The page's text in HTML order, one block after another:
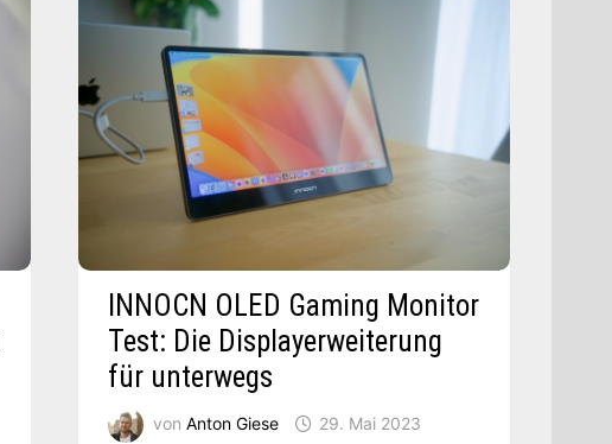
INNOCN OLED Gaming Monitor
Test: Die Displayerweiterung
für unterwegs
von Anton Giese 29. Mai 2023